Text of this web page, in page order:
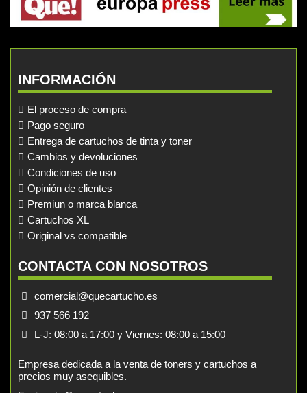
INFORMACIÓN
El proceso de compra
Pago seguro
Entrega de cartuchos de tinta y toner
Cambios y devoluciones
Condiciones de uso
Opinión de clientes
Premiun o marca blanca
Cartuchos XL
Original vs compatible
CONTACTA CON NOSOTROS
comercial@quecartucho.es
937 566 192
L-J: 08:00 a 17:00 y Viernes: 08:00 a 15:00
Empresa dedicada a la venta de toners y cartuchos a
precios muy asequibles.